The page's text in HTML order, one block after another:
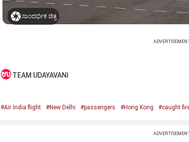
ಸಾಂದರ್ಭಿಕ ಚಿತ್ರ
TEAM UDAYAVANI
#Air India flight #New Delhi #passengers #Hong Kong #caught